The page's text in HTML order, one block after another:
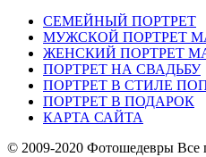
СЕМЕЙНЫЙ ПОРТРЕТ
МУЖСКОЙ ПОРТРЕТ
ЖЕНСКИЙ ПОРТРЕТ
ПОРТРЕТ НА СВАДЬБУ
ПОРТРЕТ В СТИЛЕ
ПОРТРЕТ В ПОДАРОК
КАРТА САЙТА
© 2009-2020 Фотошедевры Все